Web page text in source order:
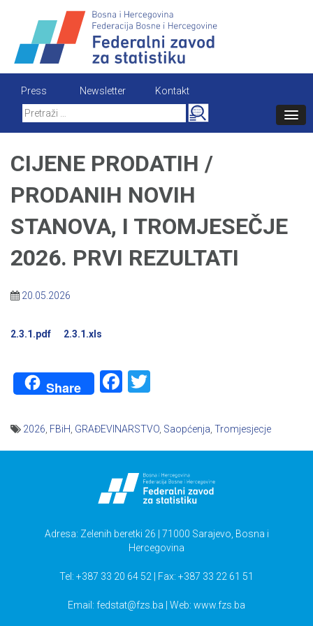
content
Press Newsletter
Kontakt
Search
for:
CIJENE PRODATIH /
PRODANIH NOVIH
STANOVA, I TROMJESEČJE
2026. PRVI REZULTATI
20.05.2026
2.3.1.pdf 2.3.1.xls
Share Facebook
2026 FBiH GRAĐEVINARSTVO Saopćenja Tromjesjecje
Adresa: Zelenih beretki 26 | 71000 Sarajevo, Bosna i
Hercegovina
Tel: +387 33 20 64 52 | Fax: +387 33 22 61 51
Email: fedstat@fzs.ba | Web: www.fzs.ba